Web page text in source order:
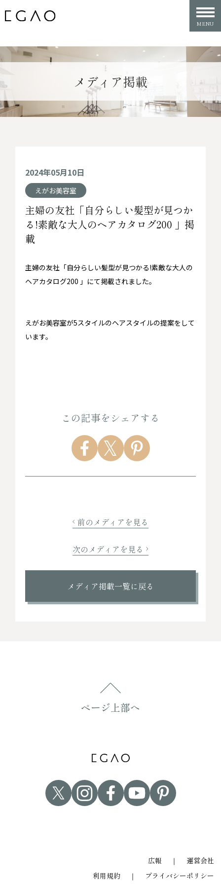
メディア掲載
2024年05月10日
えがお美容室
主婦の友社「自分らしい髪型が見つか
る!素敵な大人のヘアカタログ200 」掲
載
主婦の友社「自分らしい髪型が見つかる!素敵な大人の
ヘアカタログ200 」にて掲載されました。
えがお美容室が5スタイルのヘアスタイルの提案をして
います。
この記事をシェアする
前のメディアを見る
次のメディアを見る
メディア掲載一覧に戻る
ページ上部へ
広報 ｜
運営会社
利用規約
｜ プライバシーポリシー